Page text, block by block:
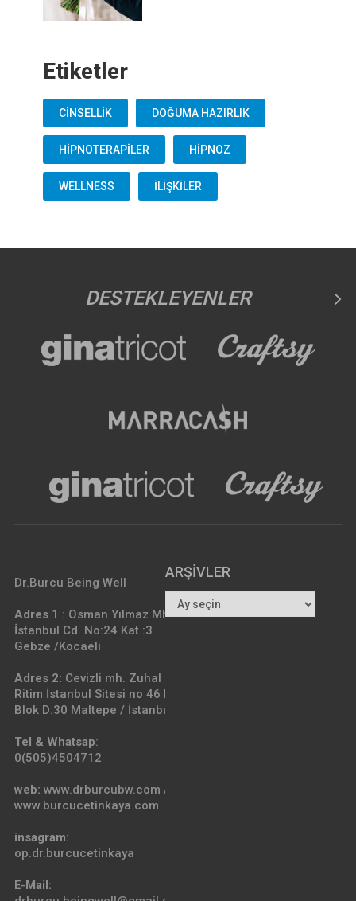
Etiketler
CİNSELLİK DOĞUMA HAZIRLIK
HİPNOTERAPİLER HİPNOZ
WELLNESS İLİŞKİLER
DESTEKLEYENLER
Dr.Burcu Being Well
Adres 1 : Osman Yılmaz Mh.
İstanbul Cd. No:24 Kat :3
Gebze /Kocaeli
Adres 2: Cevizli mh. Zuhal cd.
Ritim İstanbul Sitesi no 46 F A
Blok D:30 Maltepe / İstanbul
Tel & Whatsap:
0(505)4504712
web: www.drburcubw.com /
www.burcucetinkaya.com
insagram:
op.dr.burcucetinkaya
E- Mail:
ARŞIVLER